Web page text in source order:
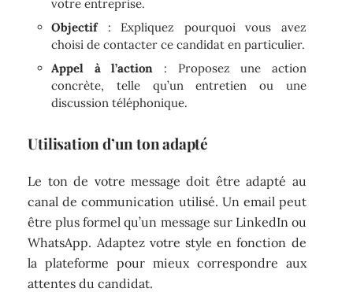
votre entreprise.
Objectif: Expliquez pourquoi vous avez
choisi de contacter ce candidat en particulier.
Appel à l’action : Proposez une action
concrète, telle qu’un entretien ou une
discussion téléphonique.
Utilisation d’un ton adapté
Le ton de votre message doit être adapté au
canal de communication utilisé. Un email peut
être plus formel qu’un message sur LinkedIn ou
WhatsApp. Adaptez votre style en fonction de
la plateforme pour mieux correspondre aux
attentes du candidat.